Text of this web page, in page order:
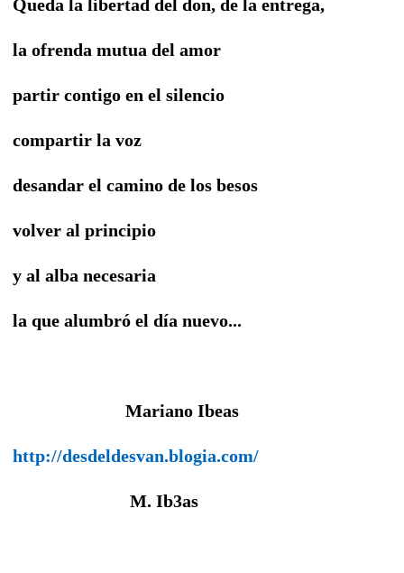
Queda la libertad del don, de la entrega,
la ofrenda mutua del amor
partir contigo en el silencio
compartir la voz
desandar el camino de los besos
volver al principio
y al alba necesaria
la que alumbró el día nuevo...
Mariano Ibeas
http://desdeldesvan.blogia.com/
M. Ib3as